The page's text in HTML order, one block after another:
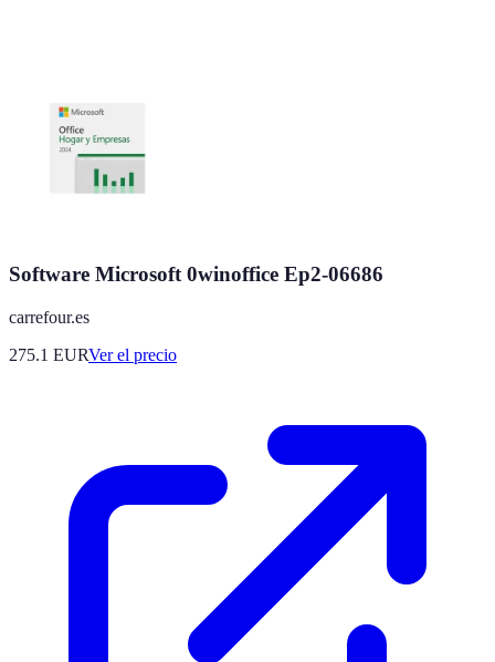
Software Microsoft 0winoffice Ep2-06686
carrefour.es
275.1 EURVer el precio